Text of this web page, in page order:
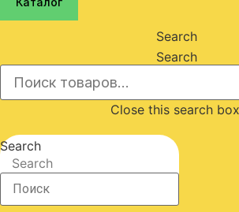
Search
Search
Close this search
Search
Search